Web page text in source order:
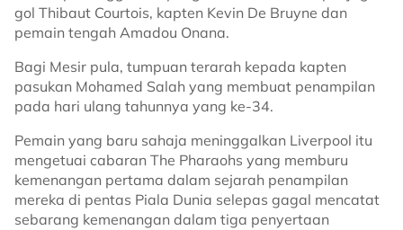
gol Thibaut Courtois, kapten Kevin De Bruyne dan
pemain tengah Amadou Onana.
Bagi Mesir pula, tumpuan terarah kepada kapten
pasukan Mohamed Salah yang membuat penampilan
pada hari ulang tahunnya yang ke-34.
Pemain yang baru sahaja meninggalkan Liverpool itu
mengetuai cabaran The Pharaohs yang memburu
kemenangan pertama dalam sejarah penampilan
mereka di pentas Piala Dunia selepas gagal mencatat
sebarang kemenangan dalam tiga penyertaan